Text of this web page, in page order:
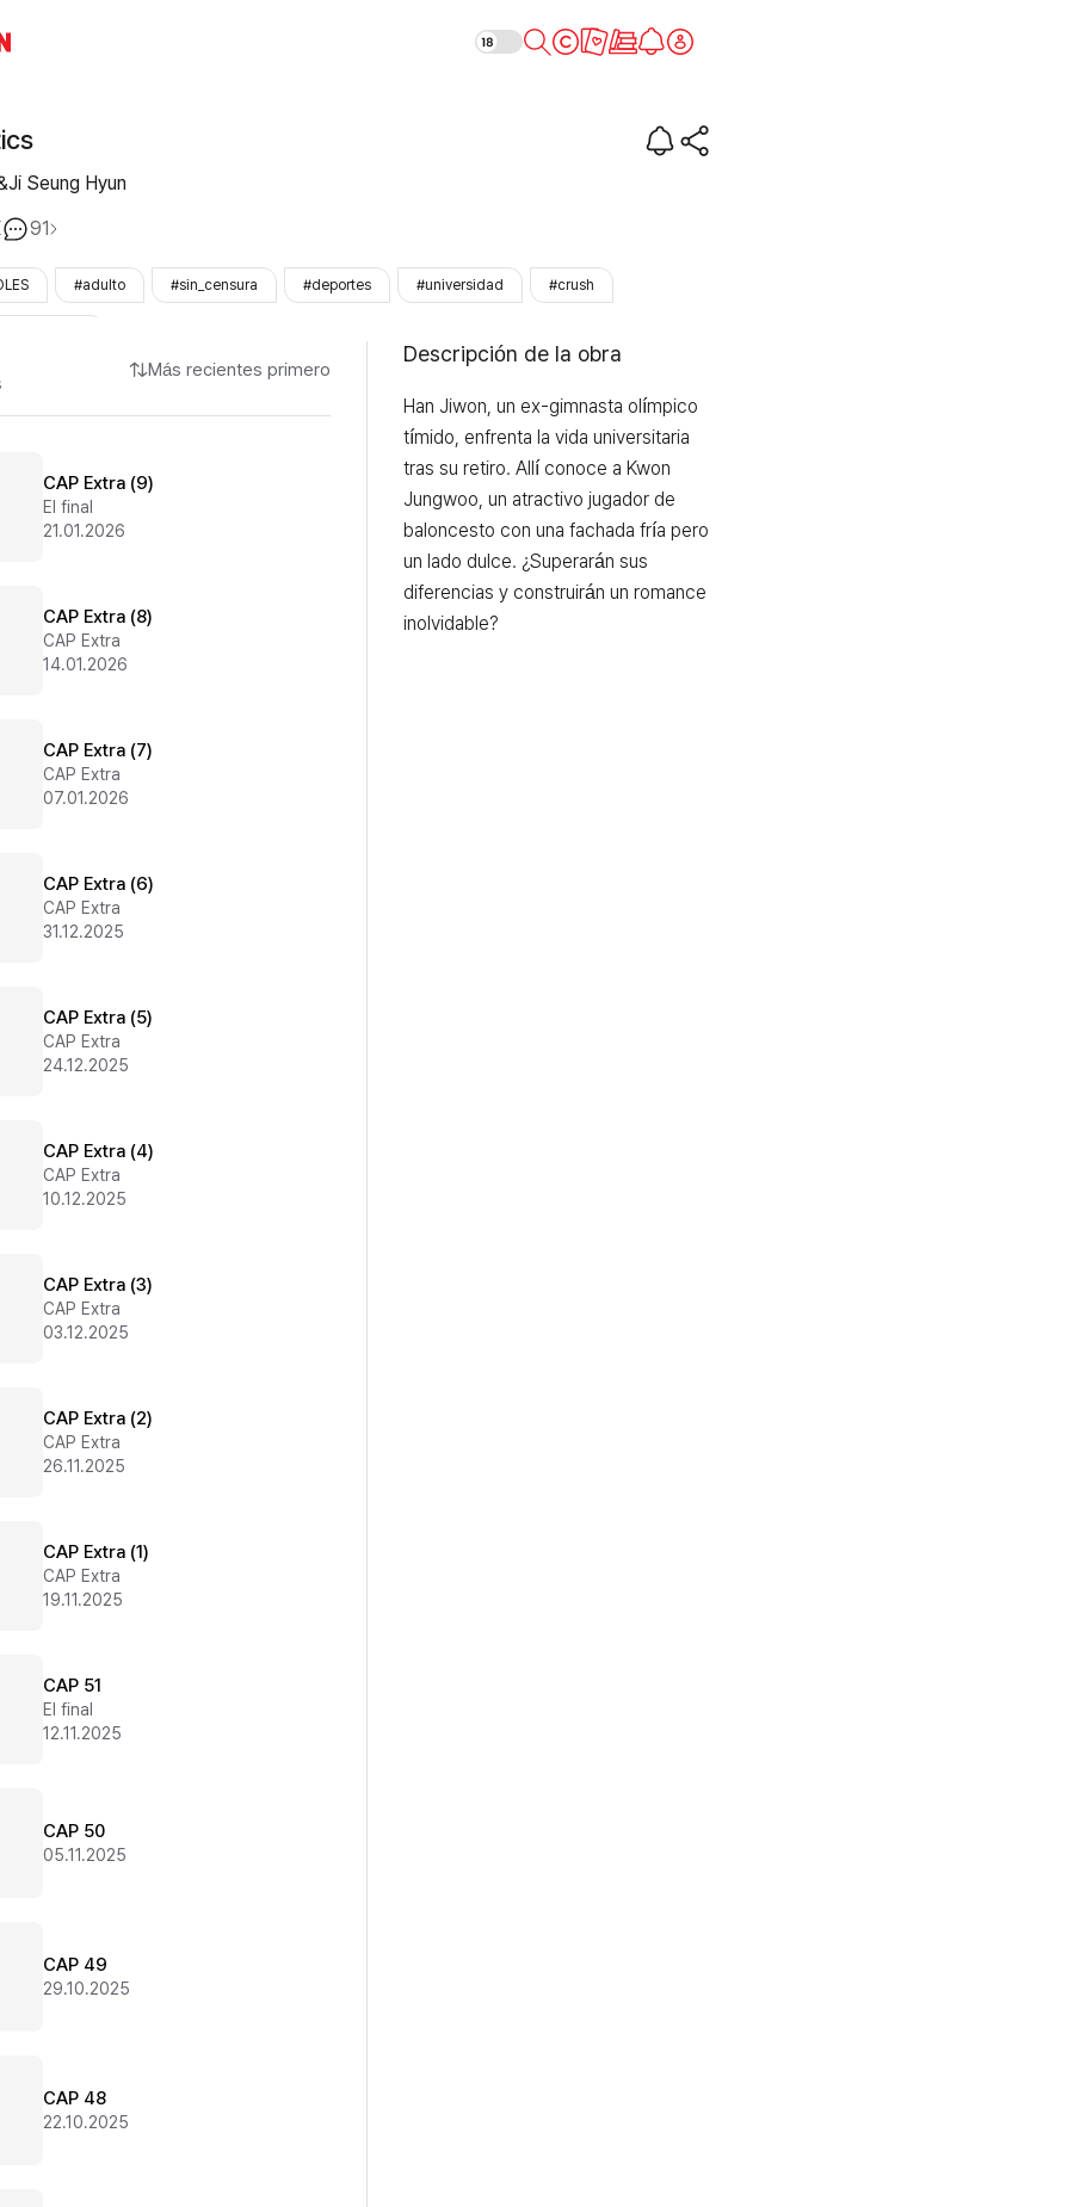
Ballboy Tactics
Seung Hyun
91
#adulto #sin_censura #deportes #universidad #crush
Más recientes primero
CAP Extra (9)
El final
21.01.2026
CAP Extra (8)
CAP Extra
14.01.2026
CAP Extra (7)
CAP Extra
07.01.2026
CAP Extra (6)
CAP Extra
31.12.2025
CAP Extra (5)
CAP Extra
24.12.2025
CAP Extra (4)
CAP Extra
10.12.2025
CAP Extra (3)
CAP Extra
03.12.2025
CAP Extra (2)
CAP Extra
26.11.2025
CAP Extra (1)
CAP Extra
19.11.2025
CAP 51
El final
12.11.2025
CAP 50
05.11.2025
CAP 49
29.10.2025
CAP 48
22.10.2025
Descripción de la obra
Han Jiwon, un ex-gimnasta olímpico
tímido, enfrenta la vida universitaria
tras su retiro. Allí conoce a Kwon
Jungwoo, un atractivo jugador de
baloncesto con una fachada fría pero
un lado dulce. ¿Superarán sus
diferencias y construirán un romance
inolvidable?